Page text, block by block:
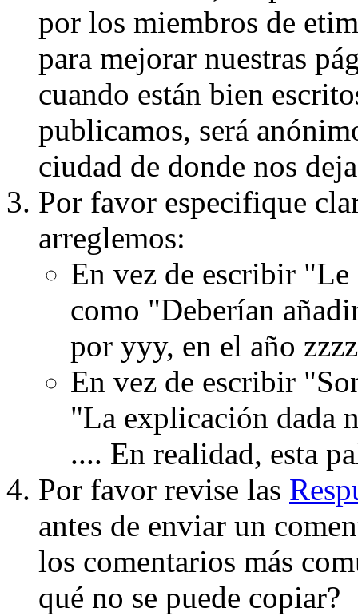
por los miembros de
para mejorar nuestras
cuando están bien
publicamos, será
ciudad de donde nos
Por favor especifique
arreglemos:
En vez de escribir
como "Deberían
por yyy, en el año
En vez de escribir
"La explicación dada
.... En realidad, esta
Por favor revise las
antes de enviar un
los comentarios más
qué no se puede copiar?